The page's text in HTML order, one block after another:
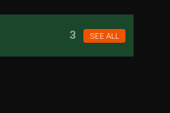
3 SEE ALL